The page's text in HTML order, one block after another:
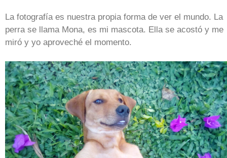
La fotografía es nuestra propia forma de ver el mundo. La
perra se llama Mona, es mi mascota. Ella se acostó y me
miró y yo aproveché el momento.